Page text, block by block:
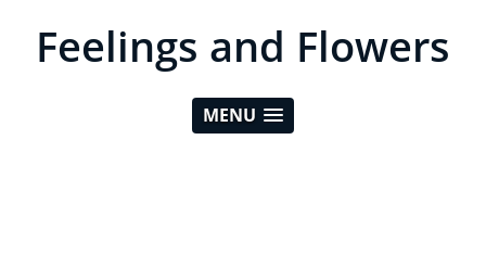
Feelings and Flowers
MENU